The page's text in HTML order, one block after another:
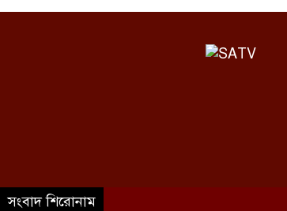
©SATV 2026 All rights reserved
সংবাদ শিরোনাম